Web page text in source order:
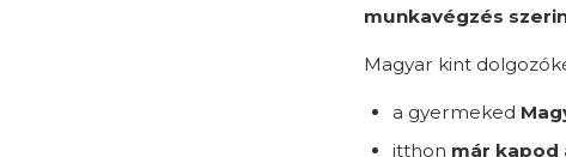
munkavégzés
Magyar kint
a gyermeked
itthon már kapod